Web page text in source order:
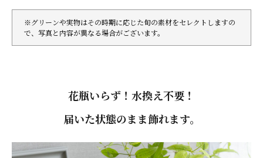
※グリーンや実物はその時期に応じた旬の素材をセレクトしますの
で、写真と内容が異なる場合がございます。
花瓶いらず！水換え不要！
届いた状態のまま飾れます。